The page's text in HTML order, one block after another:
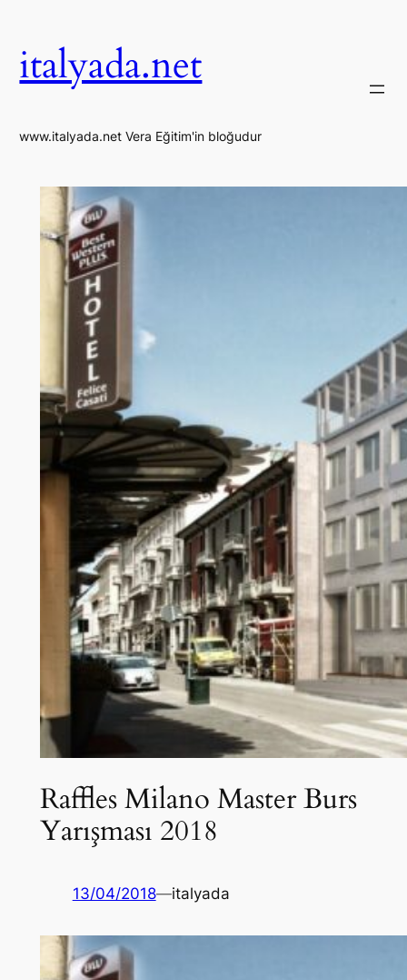
italyada.net
www.italyada.net Vera Eğitim'in bloğudur
Raffles Milano Master Burs
Yarışması 2018
13/04/2018—italyada